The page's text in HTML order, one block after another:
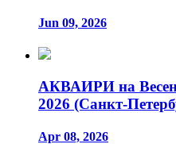
Jun 09, 2026
АКВАИРИ на
2026 (Санкт-
Apr 08, 2026